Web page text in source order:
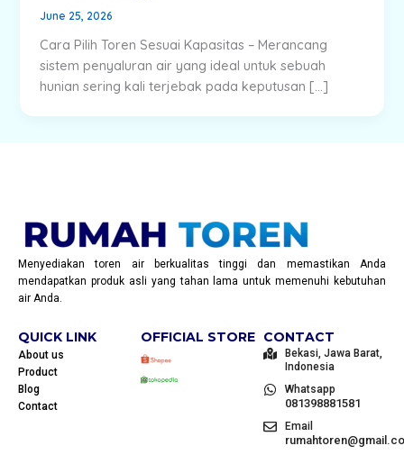
June 25, 2026
Cara Pilih Toren Sesuai Kapasitas – Merancang
sistem penyaluran air yang ideal untuk sebuah
hunian sering kali terjebak pada keputusan […]
Menyediakan toren air berkualitas tinggi dan memastikan Anda
mendapatkan produk asli yang tahan lama untuk memenuhi kebutuhan
air Anda.
QUICK LINK
About us
Product
Blog
Contact
OFFICIAL STORE CONTACT
Bekasi, Jawa Barat,
Indonesia
Whatsapp
081398881581
Email